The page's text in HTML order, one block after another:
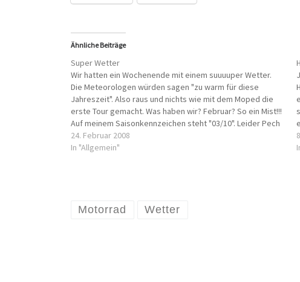
Ähnliche Beiträge
Super Wetter
Wir hatten ein Wochenende mit einem suuuuper Wetter.
Die Meteorologen würden sagen "zu warm für diese
Jahreszeit". Also raus und nichts wie mit dem Moped die
erste Tour gemacht. Was haben wir? Februar? So ein Mist!!!
Auf meinem Saisonkennzeichen steht "03/10". Leider Pech
gehabt. Ich muss noch eine Woche warten…
24. Februar 2008
In "Allgemein"
Motorrad Wetter